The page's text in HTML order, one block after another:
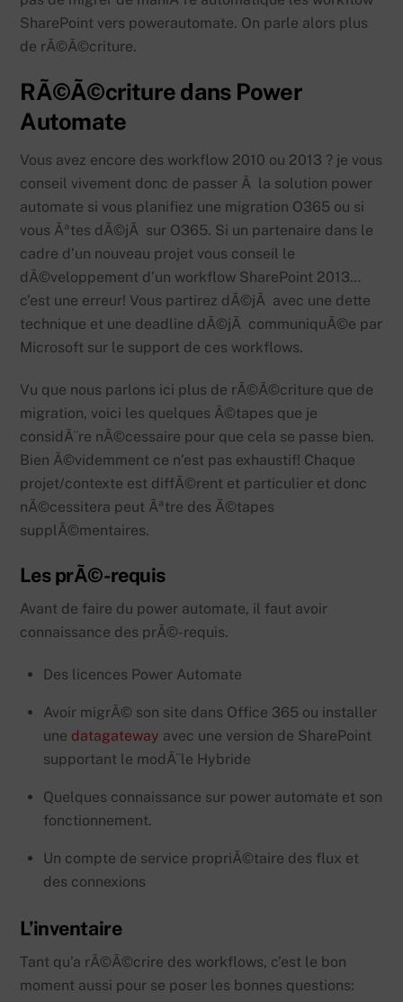
SharePoint vers powerautomate. On parle alors plus
de rÃ©Ã©criture.
RÃ©Ã©criture dans Power
Automate
Vous avez encore des workflow 2010 ou 2013 ? je vous
conseil vivement donc de passer Ã la solution power
automate si vous planifiez une migration O365 ou si
vous Ãªtes dÃ©jÃ sur O365. Si un partenaire dans le
cadre d’un nouveau projet vous conseil le
dÃ©veloppement d’un workflow SharePoint 2013…
c’est une erreur! Vous partirez dÃ©jÃ avec une dette
technique et une deadline dÃ©jÃ communiquÃ©e par
Microsoft sur le support de ces workflows.
Vu que nous parlons ici plus de rÃ©Ã©criture que de
migration, voici les quelques Ã©tapes que je
considÃ¨re nÃ©cessaire pour que cela se passe bien.
Bien Ã©videmment ce n’est pas exhaustif! Chaque
projet/contexte est diffÃ©rent et particulier et donc
nÃ©cessitera peut Ãªtre des Ã©tapes
supplÃ©mentaires.
Les prÃ©-requis
Avant de faire du power automate, il faut avoir
connaissance des prÃ©-requis.
Des licences Power Automate
Avoir migrÃ© son site dans Office 365 ou installer
une datagateway avec une version de SharePoint
supportant le modÃ¨le Hybride
Quelques connaissance sur power automate et son
fonctionnement.
Un compte de service propriÃ©taire des flux et
des connexions
L’inventaire
Tant qu’a rÃ©Ã©crire des workflows, c’est le bon
moment aussi pour se poser les bonnes questions: